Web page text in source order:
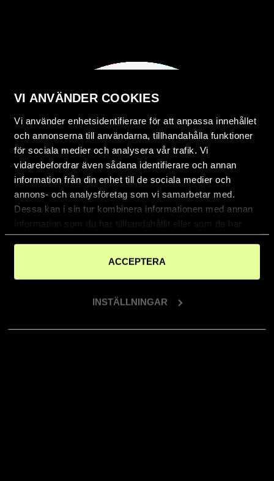
VI ANVÄNDER COOKIES
Vi använder enhetsidentifierare för att anpassa innehållet
och annonserna till användarna, tillhandahålla funktioner
för sociala medier och analysera vår trafik. Vi
vidarebefordrar även sådana identifierare och annan
information från din enhet till de sociala medier och
annons- och analysföretag som vi samarbetar med.
Dessa kan i sin tur kombinera informationen med annan
information som du har tillhandahållit eller som de har
samlat in när du har använt deras tjänster.
ACCEPTERA
INSTÄLLNINGAR